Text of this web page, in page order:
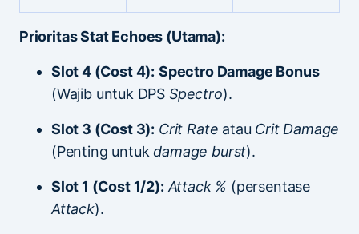
Prioritas Stat Echoes (Utama):
Slot 4 (Cost 4): Spectro Damage Bonus
(Wajib untuk DPS Spectro).
Slot 3 (Cost 3): Crit Rate atau Crit Damage
(Penting untukdamage burst).
Slot 1 (Cost 1/2): Attack % (persentase
Attack).